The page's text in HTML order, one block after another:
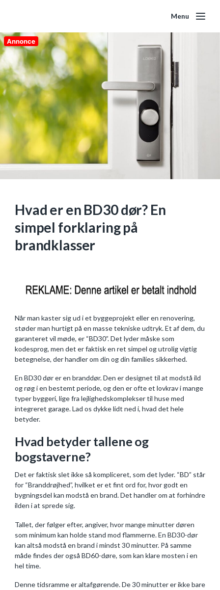
Menu
Annonce
Hvad er en BD30 dør? En
simpel forklaring på
brandklasser
Når man kaster sig ud i et byggeprojekt eller en renovering,
støder man hurtigt på en masse tekniske udtryk. Et af dem, du
garanteret vil møde, er “BD30”. Det lyder måske som
kodesprog, men det er faktisk en ret simpel og utrolig vigtig
betegnelse, der handler om din og din families sikkerhed.
En BD30 dør er en branddør. Den er designet til at modstå ild
og røg i en bestemt periode, og den er ofte et lovkrav i mange
typer byggeri, lige fra lejlighedskomplekser til huse med
integreret garage. Lad os dykke lidt ned i, hvad det hele
betyder.
Hvad betyder tallene og
bogstaverne?
Det er faktisk slet ikke så kompliceret, som det lyder. “BD” står
for “Branddrøjhed”, hvilket er et fint ord for, hvor godt en
bygningsdel kan modstå en brand. Det handler om at forhindre
ilden i at sprede sig.
Tallet, der følger efter, angiver, hvor mange minutter døren
som minimum kan holde stand mod flammerne. En BD30-dør
kan altså modstå en brand i mindst 30 minutter. På samme
måde findes der også BD60-døre, som kan klare mosten i en
hel time.
Denne tidsramme er altafgørende. De 30 minutter er ikke bare